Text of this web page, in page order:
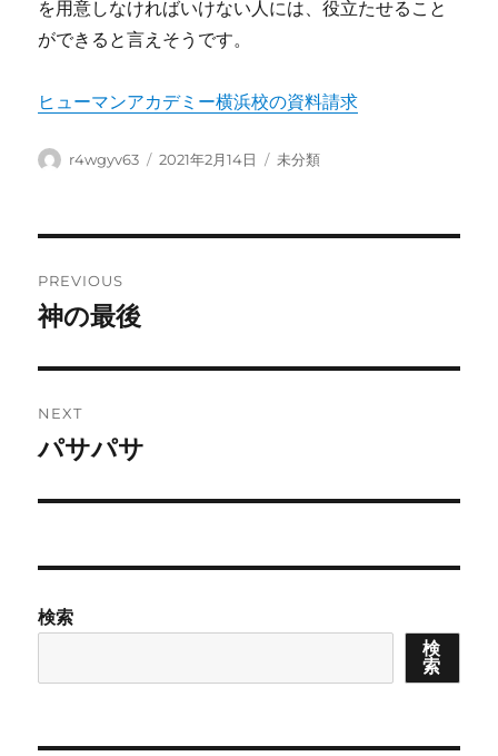
を用意しなければいけない人には、役立たせること
ができると言えそうです。
ヒューマンアカデミー横浜校の資料請求
Author
r4wgyv63
Posted
2021年2月14日 Categories
未分類
navigation
PREVIOUS
Previous
神の最後
NEXT
Next
パサパサ
検索
検
索